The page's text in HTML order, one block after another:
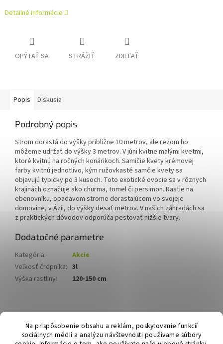
Na prispôsobenie obsahu a reklám, poskytovanie funkcií
sociálnych médií a analýzu návštevnosti používame súbory
Detailné informácie
OPÝTAŤ SA STRÁŽIŤ ZDIEĽAŤ
Popis Diskusia
Podrobný popis
Strom dorastá do výšky približne 10 metrov, ale rezom ho
môžeme udržať do výšky 3 metrov. V júni kvitne malými kvetmi,
ktoré kvitnú na ročných konárikoch. Samičie kvety krémovej
farby kvitnú jednotlivo, kým ružovkasté samčie kvety sa
objavujú typicky po 3 kusoch. Toto exotické ovocie sa v rôznych
krajinách označuje ako churma, tomel či persimon. Rastie na
ebenovníku, opadavom strome dorastajúcom vo svojeje
domovine, v Ázii, do výšky desať metrov. V našich záhradách sa
z praktických dôvodov odporúča pestovať nižšie tvary.
Dodatočné parametre
Kategória:
Akcie
Veľkosť črepníka: 3l
Výška rastliny: 120-150 cm
á
Hurmikaki.com